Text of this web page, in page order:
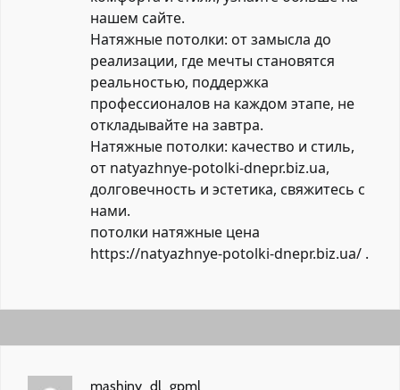
нашем сайте.
Натяжные потолки: от замысла до
реализации, где мечты становятся
реальностью, поддержка
профессионалов на каждом этапе, не
откладывайте на завтра.
Натяжные потолки: качество и стиль,
от natyazhnye-potolki-dnepr.biz.ua,
долговечность и эстетика, свяжитесь с
нами.
потолки натяжные цена
https://natyazhnye-potolki-dnepr.biz.ua/ .
mashiny_dl_gpml